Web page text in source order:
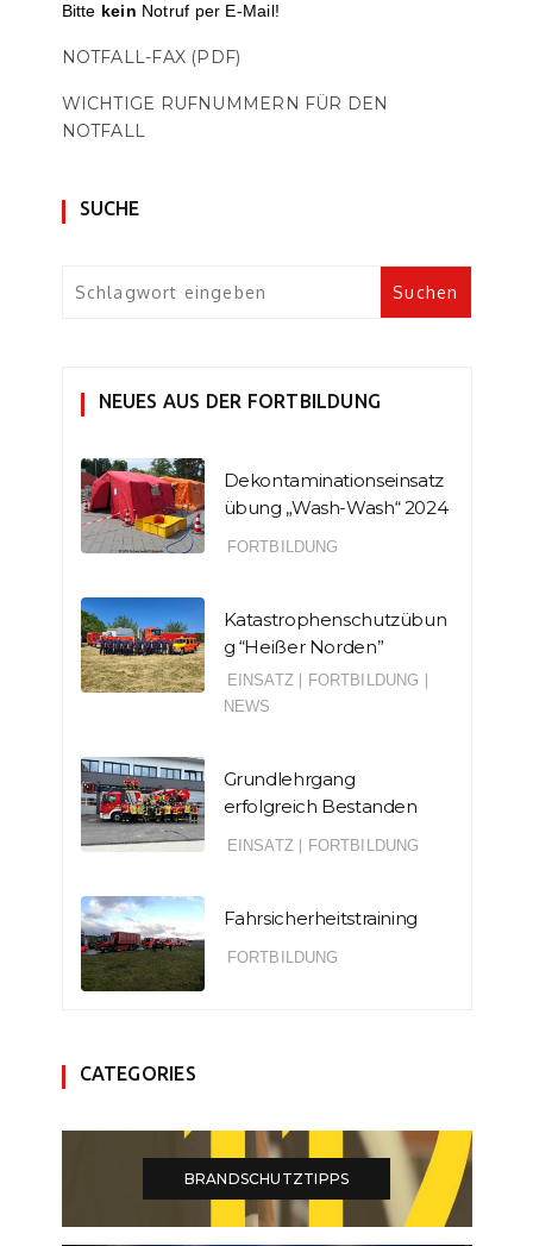
Bitte kein Notruf per E-Mail!
NOTFALL-FAX (PDF)
WICHTIGE RUFNUMMERN FÜR DEN
NOTFALL
SUCHE
NEUES AUS DER FORTBILDUNG
Dekontaminationseinsatz
übung „Wash-Wash“ 2024
FORTBILDUNG
Katastrophenschutzübun
g “Heißer Norden”
EINSATZ FORTBILDUNG
NEWS
Grundlehrgang
erfolgreich Bestanden
EINSATZ FORTBILDUNG
Fahrsicherheitstraining
FORTBILDUNG
CATEGORIES
BRANDSCHUTZTIPPS